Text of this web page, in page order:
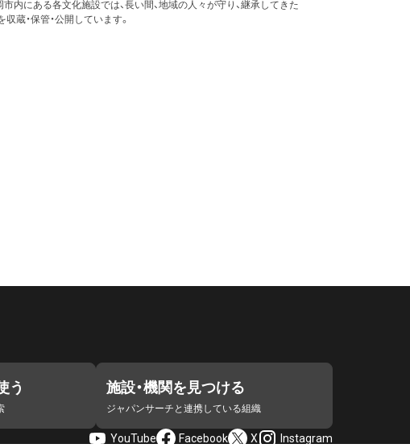
内にある各文化施設では、長い間、地域の人々が守り、継承してきた
蔵・保管・公開しています。
う 施設・機関を見つける
ジャパンサーチと連携している組織
YouTube Facebook X Instagram